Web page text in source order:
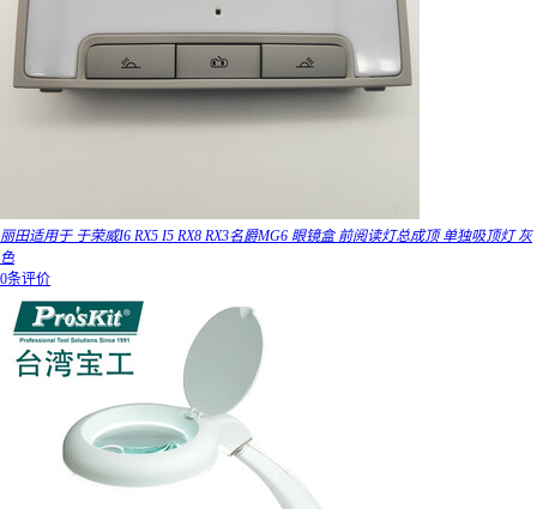
丽田适用于 于荣威I6 RX5 I5 RX8 RX3名爵MG6 眼镜盒 前阅读灯总成顶 单独吸顶灯 灰
色
0条评价